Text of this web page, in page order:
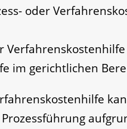
oder
im gerichtlichen